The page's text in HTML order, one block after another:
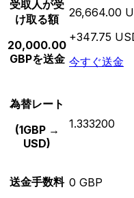
受取人が受
け取る額
20,000.00
GBPを送金
26,664.00
+347.75
今すぐ送金
為替レート
(1GBP →
USD)
1.333200
送金手数料 0 GBP